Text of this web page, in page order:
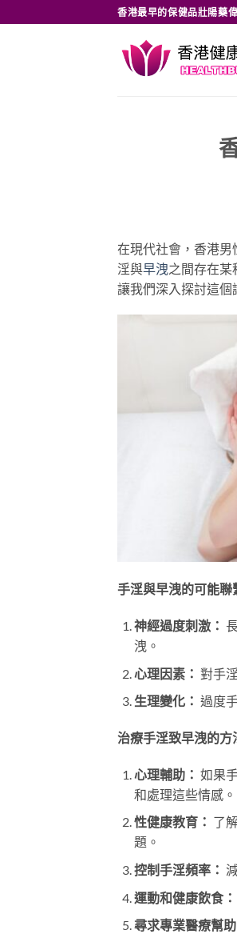
to
香港最早的保健品壯陽藥
在現代社會，香港
淫與早洩之間存在某
讓我們深入探討這個
手淫與早洩的可能聯
神經過度刺激：
洩。
心理因素： 對手
生理變化： 過度
治療手淫致早洩的方
心理輔助： 如果
和處理這些情感。
性健康教育： 了
題。
控制手淫頻率：
運動和健康飲食：
尋求專業醫療幫助